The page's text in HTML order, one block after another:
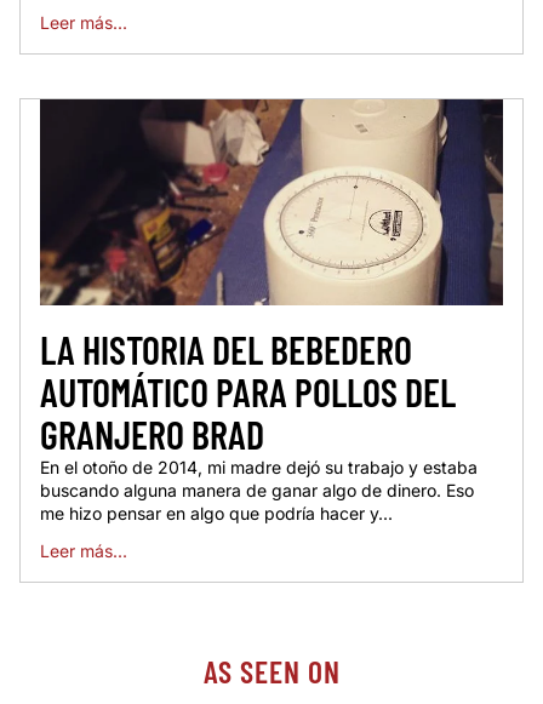
Leer más...
LA HISTORIA DEL BEBEDERO
AUTOMÁTICO PARA POLLOS DEL
GRANJERO BRAD
En el otoño de 2014, mi madre dejó su trabajo y estaba
buscando alguna manera de ganar algo de dinero. Eso
me hizo pensar en algo que podría hacer y...
Leer más...
AS SEEN ON